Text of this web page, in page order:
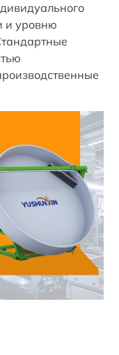
и уровню